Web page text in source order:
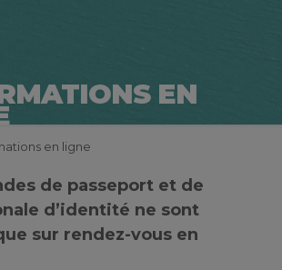
EN
en ligne
de passeport et de
d’identité ne sont
sur rendez-vous en